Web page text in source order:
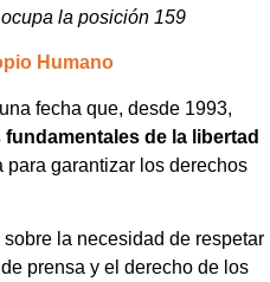
la posición 159
Humano
fecha que, desde 1993,
de la libertad
para garantizar los derechos
la necesidad de respetar
prensa y el derecho de los